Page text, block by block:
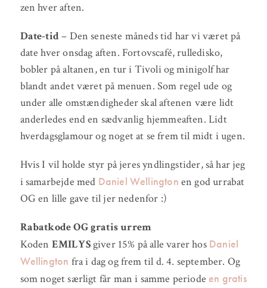
zen hver aften.
Date-tid– Den seneste måneds tid har vi været på
date hver onsdag aften. Fortovscafé, rulledisko,
bobler på altanen, en tur i Tivoli og minigolf har
blandt andet været på menuen. Som regel ude og
under alle omstændigheder skal aftenen være lidt
anderledes end en sædvanlig hjemmeaften. Lidt
hverdagsglamour og noget at se frem til midt i ugen.
Hvis I vil holde styr på jeres yndlingstider, så har jeg
i samarbejde med Daniel Wellington en god urrabat
OG en lille gave til jer nedenfor :)
Rabatkode OG gratis urrem
Koden EMILYS giver 15% på alle varer hos Daniel
Wellington fra i dag og frem til d. 4. september. Og
som noget særligt får man i samme periode en gratis